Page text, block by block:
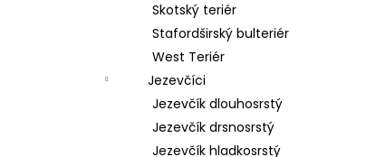
Skotský teriér
Stafordširský bulteriér
West Teriér
Jezevčíci
Jezevčík dlouhosrstý
Jezevčík drsnosrstý
Jezevčík hladkosrstý